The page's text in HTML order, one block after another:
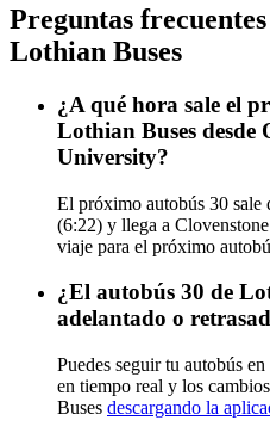
Preguntas
Lothian Buses
¿A qué hora sale el
Lothian Buses desde
University?
El próximo autobús 30
(6:22) y llega a
viaje para el próximo
¿El autobús 30 de
adelantado o
Puedes seguir tu autobús
en tiempo real y los
Buses descargando la